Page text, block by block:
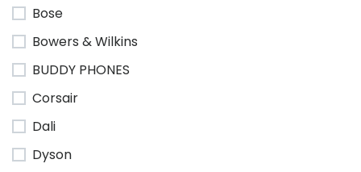
Bose
Bowers & Wilkins
BUDDY PHONES
Corsair
Dali
Dyson